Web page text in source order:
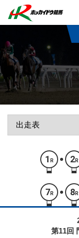
1 R 2R
7 R 8R
第11回